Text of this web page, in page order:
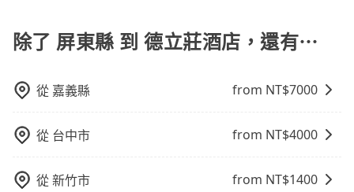
給賭上。通常人數沒有超過10位，建議預約一台九人座
台中巴比較方便。但也有例外，比方說有些山區或路段
是禁止大客車通行的，建議在預定時最好先與車行或平
策，讓您在規劃行程時能更無後顧之憂。無論您是要前
往市區還是郊區，我們都可以為您提供最佳的旅遊體
tripool旅步絕對是您值得信任的不二選擇！
的節奏和時間進行遊覽。除了景點本身，還可以體驗周
邊的文化和風俗，品嚐當地的美食，與當地人交流，深
找當地導遊或者向當地居民請教，了解更多的深度資訊
富自己的旅程。
除了 屏東縣 到 德立莊酒店，還有⋯
從 嘉義縣 from NT$7000
從 台中市 from NT$4000
從新竹市 from NT$1400